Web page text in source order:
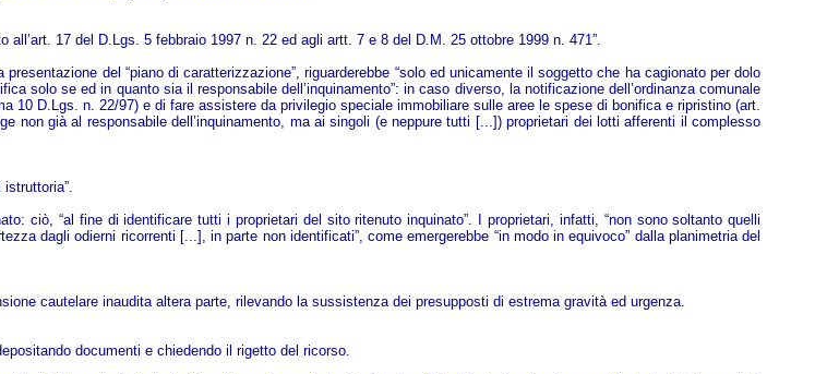
17 del D.Lgs. 5 febbraio 1997 n. 22 ed agli artt. 7 e 8 del D.M. 25 ottobre 1999 n. 471”.
del “piano di caratterizzazione”, riguarderebbe “solo ed unicamente il soggetto che ha cagionato per dolo
solo se ed in quanto sia il responsabile dell’inquinamento”: in caso diverso, la notificazione dell’ordinanza comunale
10 D.Lgs. n. 22/97) e di fare assistere da privilegio speciale immobiliare sulle aree le spese di bonifica e ripristino (art.
non già al responsabile dell’inquinamento, ma ai singoli (e neppure tutti [...]) proprietari dei lotti afferenti il complesso
ciò, “al fine di identificare tutti i proprietari del sito ritenuto inquinato”. I proprietari, infatti, “non sono soltanto quelli
dagli odierni ricorrenti [...], in parte non identificati”, come emergerebbe “in modo in equivoco” dalla planimetria del
cautelare inaudita altera parte, rilevando la sussistenza dei presupposti di estrema gravità ed urgenza.
documenti e chiedendo il rigetto del ricorso.